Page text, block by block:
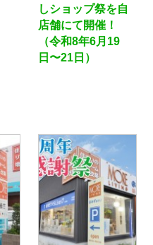
しショップ祭を自
店舗にて開催！
（令和8年6月19
日〜21日）